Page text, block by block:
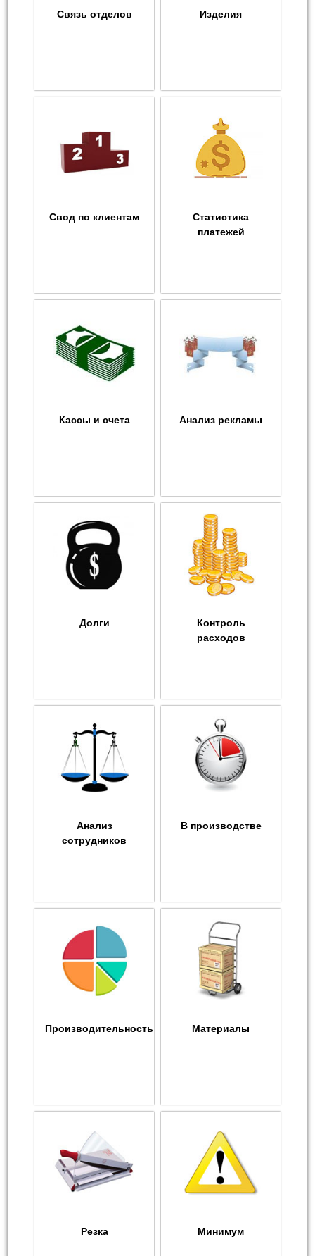
Связь отделов Изделия
Свод по клиентам
Статистика
платежей
Кассы и счета Анализ рекламы
Долги
Контроль
расходов
Анализ
сотрудников
В производстве
Производительность Материалы
Резка Минимум